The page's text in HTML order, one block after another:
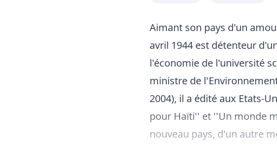
Aimant son pays d'un
avril 1944 est détenteur
l'économie de l'université
ministre de
2004), il a édité aux Etats-
pour Haïti'' et ''Un monde
nouveau pays, d'un autre